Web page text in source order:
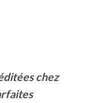
chez